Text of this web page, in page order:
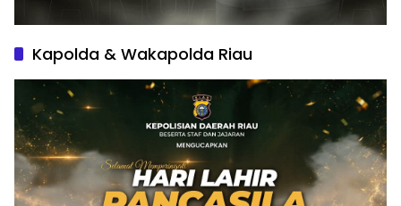
Kapolda & Wakapolda Riau